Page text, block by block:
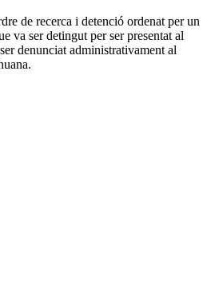
de recerca i detenció ordenat per un
va ser detingut per ser presentat al
denunciat administrativament al